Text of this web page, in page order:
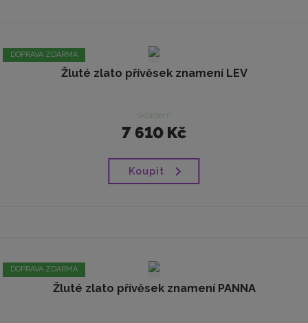
DOPRAVA ZDARMA
Žluté zlato přívěsek znamení LEV
skladem
7 610 Kč
Koupit
DOPRAVA ZDARMA
Žluté zlato přívěsek znamení PANNA